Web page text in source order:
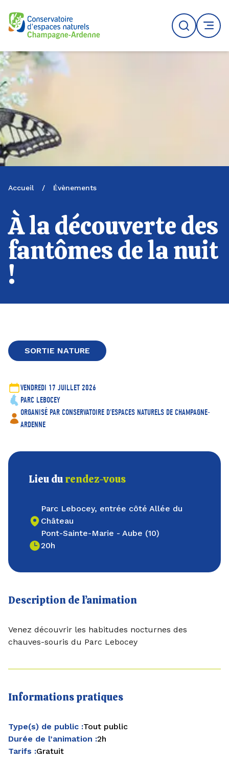
Logo du CENCA
Recherche
MENU
Accueil / Évènements
À la découverte des
fantômes de la nuit
!
SORTIE NATURE
VENDREDI 17 JUILLET 2026
PARC LEBOCEY
ORGANISÉ PAR CONSERVATOIRE D'ESPACES NATURELS DE CHAMPAGNE-
ARDENNE
Lieu durendez-vous
Parc Lebocey, entrée côté Allée du
Château
Pont-Sainte-Marie - Aube (10)
20h
Description de l’animation
Venez découvrir les habitudes nocturnes des
chauves-souris du Parc Lebocey
Informations pratiques
Type(s) de public :Tout public
Durée de l’animation :2h
Tarifs :Gratuit